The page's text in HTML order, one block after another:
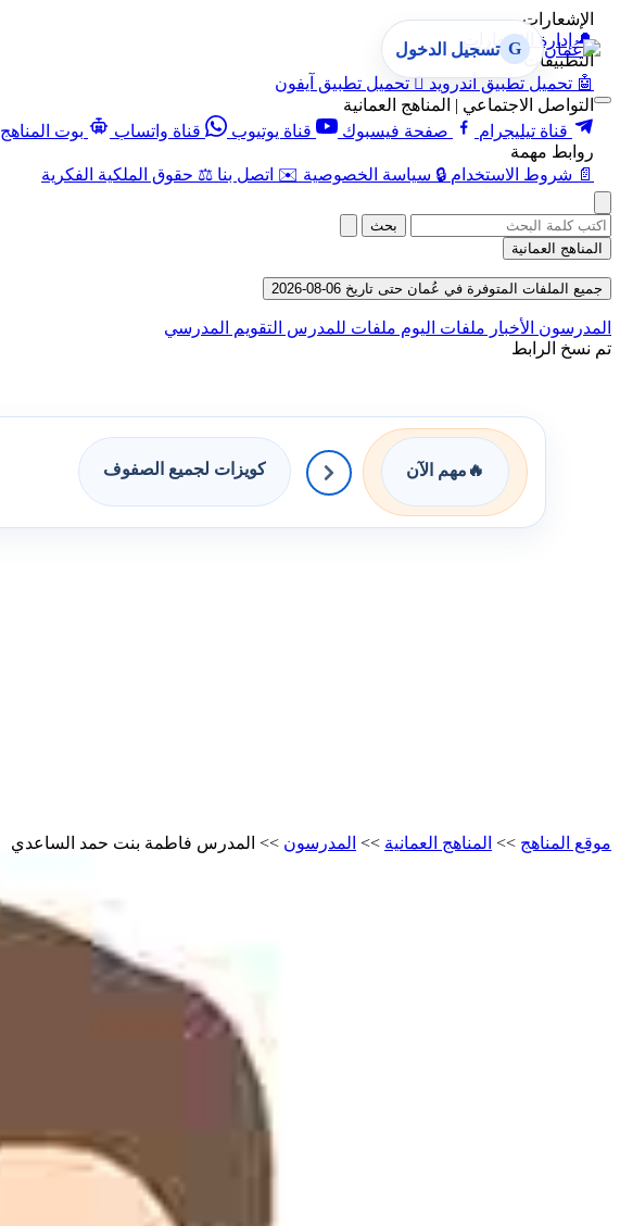
الإشعارات
🔔 إدارة الإشعارات
التطبيقات
🤖 تحميل تطبيق أندرويد  تحميل تطبيق آيفون
التواصل الاجتماعي | المناهج العمانية
قناة تيليجرام
صفحة فيسبوك قناة يوتيوب قناة واتساب
بوت المناهج
روابط مهمة
📄 شروط الاستخدام 🔒 سياسة الخصوصية ✉️ اتصل بنا ⚖️ حقوق الملكية الفكرية
G تسجيل الدخول
بحث
المناهج العمانية
جميع الملفات المتوفرة في عُمان حتى تاريخ 06-08-2026
المدرسون الأخبار ملفات اليوم ملفات للمدرس التقويم المدرسي
تم نسخ الرابط
🔥 مهم الآن كويزات لجميع الصفوف
موقع المناهج >> المناهج العمانية >> المدرسون >> المدرس فاطمة بنت حمد الساعدي